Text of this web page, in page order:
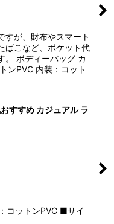
すが、財布やスマート
ばこなど、ポケット代
。 ボディーバッグ カ
ンPVC 内装：コット
すすめ カジュアル ラ
コットンPVC ■サイ